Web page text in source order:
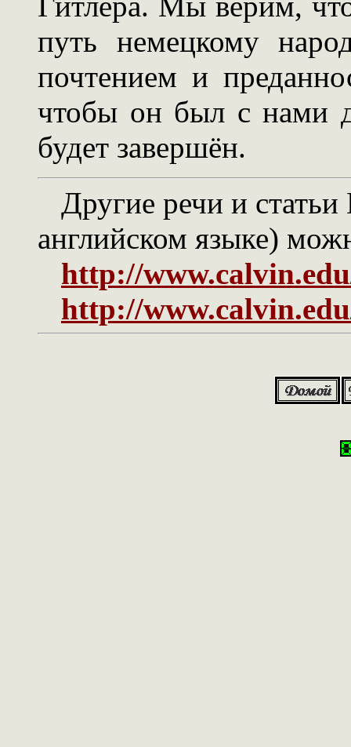
путь немецкому
почтением и
чтобы он был с нами
будет завершён.
Другие речи и статьи
английском языке)
http://
http://